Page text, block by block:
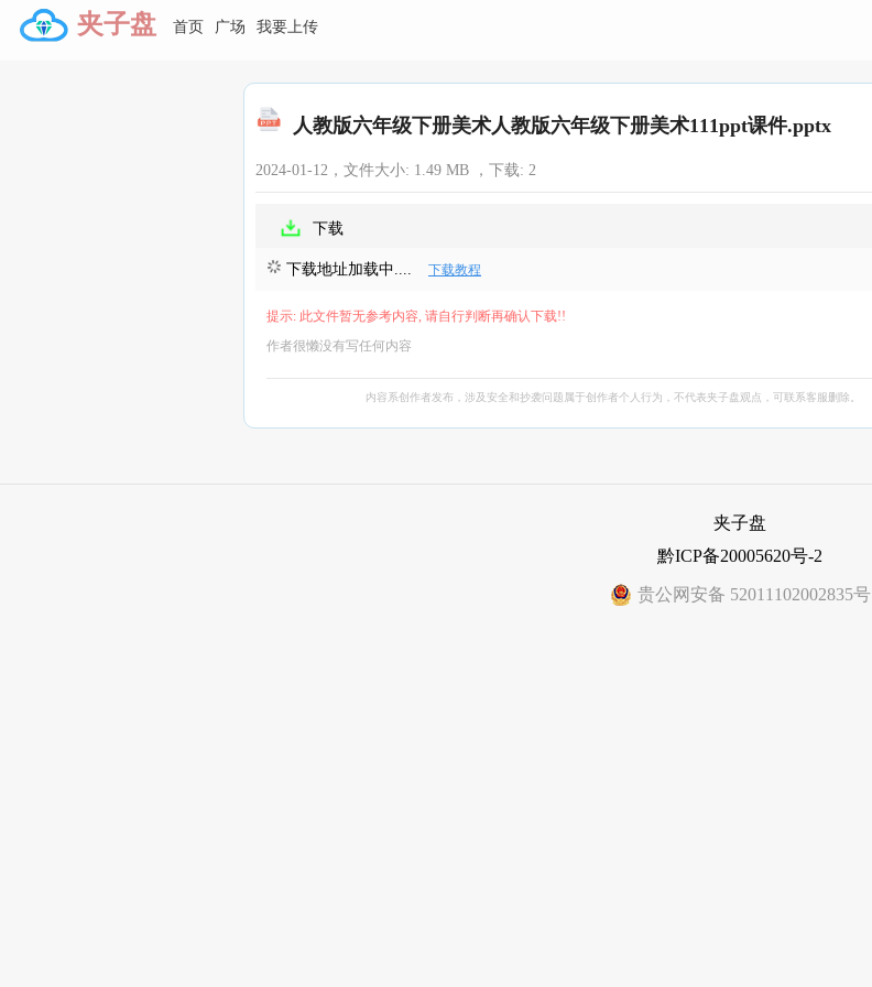
夹子盘 首页 广场 我要上传
人教版六年级下册美术人教版六年级下册美术111ppt课件.pptx
2024-01-12，文件大小: 1.49 MB ，下载: 2
下载
下载地址加载中.... 下载教程
提示: 此文件暂无参考内容, 请自行判断再确认下载!!
作者很懒没有写任何内容
内容系创作者发布，涉及安全和抄袭问题属于创作者个人行为，不代表夹子盘观点，可联系客服删除。
夹子盘
黔ICP备20005620号-2
贵公网安备 52011102002835号